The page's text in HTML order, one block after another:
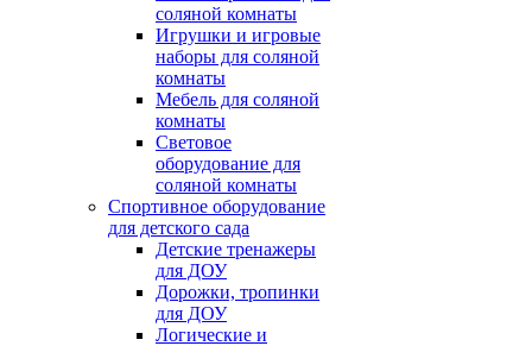
соляной комнаты
Игрушки и игровые
наборы для соляной
комнаты
Мебель для соляной
комнаты
Световое
оборудование для
соляной комнаты
Спортивное оборудование
для детского сада
Детские тренажеры
для ДОУ
Дорожки, тропинки
для ДОУ
Логические и